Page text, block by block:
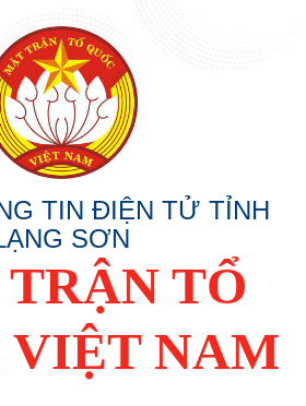
TIN ĐIỆN TỬ TỈNH
SƠN
TỔ
VIỆT NAM